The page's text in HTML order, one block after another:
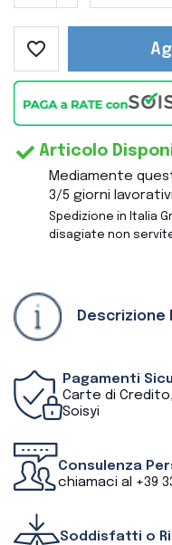
favorite_border
Articolo
Mediamente
3/5 giorni lavorativi
Spedizione in Italia
disagiate non
Pagamenti
Carte di
Soisyi
Consulenza
chiamaci al +39
Soddisfatti o